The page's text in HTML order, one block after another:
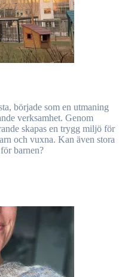
verksamhet. Genom
skapas en trygg miljö för
och vuxna. Kan även stora
barnen?